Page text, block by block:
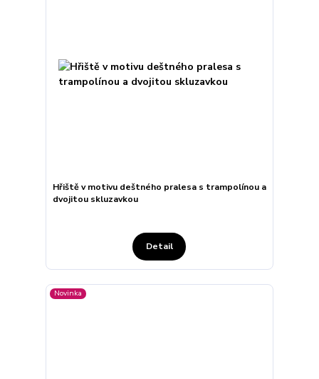
Hřiště v motivu deštného pralesa s trampolínou a
dvojitou skluzavkou
Detail
Novinka